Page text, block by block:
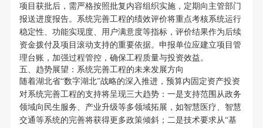
项目获批后，需严格按照批复内容组织实施，定期向主管部门
报送进度报告。系统完善工程的绩效评价将重点考核系统运行
稳定性、功能实现度、用户满意度等指标，评价结果作为后续
资金拨付及项目滚动支持的重要依据。申报单位应建立项目管
理台账，加强过程管控，确保工程质量与投资效益。
五、趋势展望：系统完善工程的未来发展方向
随着湖北省“数字湖北”战略的深入推进，预算内固定资产投资
对系统完善工程的支持将呈现三大趋势：一是支持范围从政务
领域向民生服务、产业升级等多领域拓展，如智慧医疗、智慧
交通等系统的完善将获得更多政策倾斜；二是技术要求从“基